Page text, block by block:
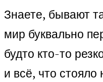
Знаете, бывают
мир буквально
будто кто-то
и всё, что